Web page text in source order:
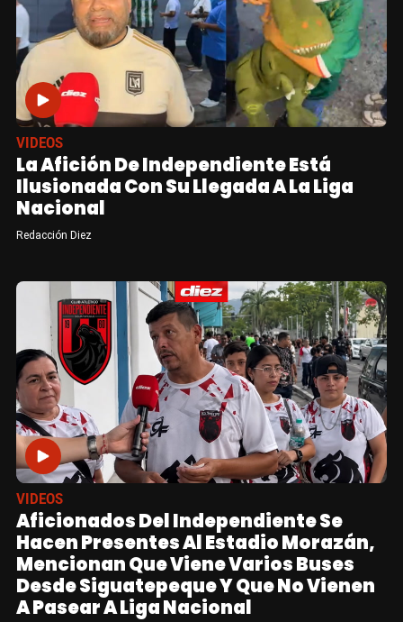
VIDEOS
La Afición De Independiente Está
Ilusionada Con Su Llegada A La Liga
Nacional
Redacción Diez
VIDEOS
Aficionados Del Independiente Se
Hacen Presentes Al Estadio Morazán,
Mencionan Que Viene Varios Buses
Desde Siguatepeque Y Que No Vienen
A Pasear A Liga Nacional